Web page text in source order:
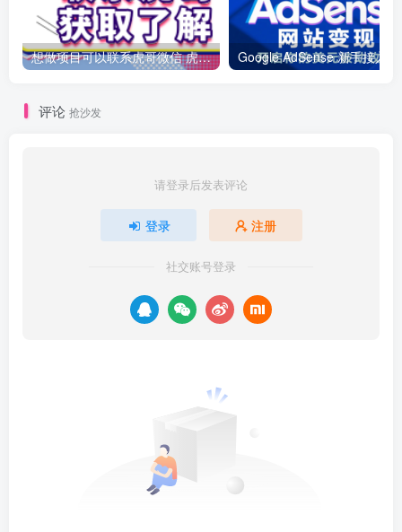
想做项目可以联系虎哥微信 虎哥一对一解答并且远程视频教学
评论 抢沙发
请登录后发表评论
登录 注册
社交账号登录